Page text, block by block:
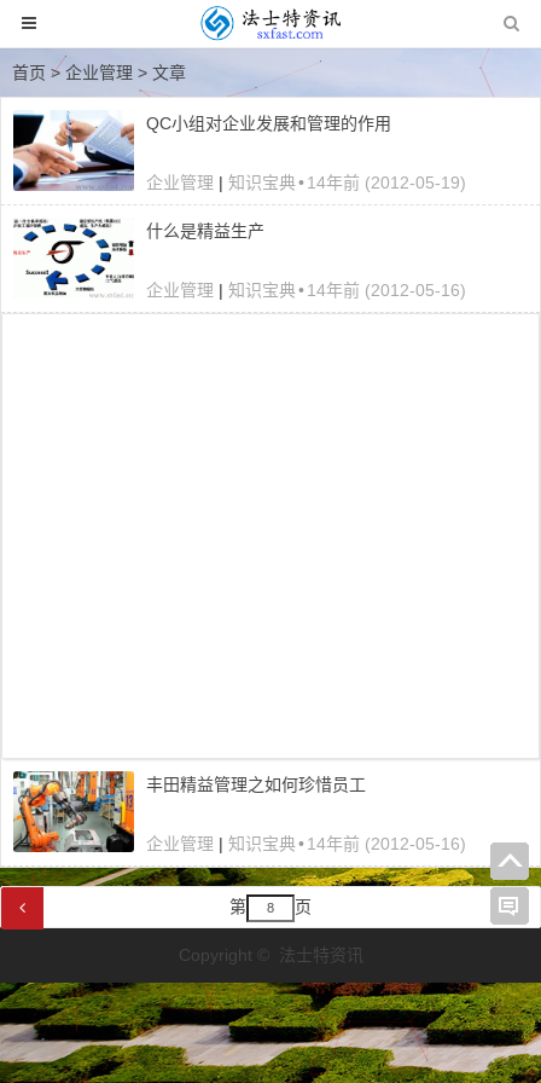
首页 > 企业管理 > 文章
QC小组对企业发展和管理的作用
企业管理 | 知识宝典•14年前 (2012-05-19)
什么是精益生产
企业管理 | 知识宝典•14年前 (2012-05-16)
丰田精益管理之如何珍惜员工
企业管理 | 知识宝典•14年前 (2012-05-16)
第 页
Copyright © 法士特资讯